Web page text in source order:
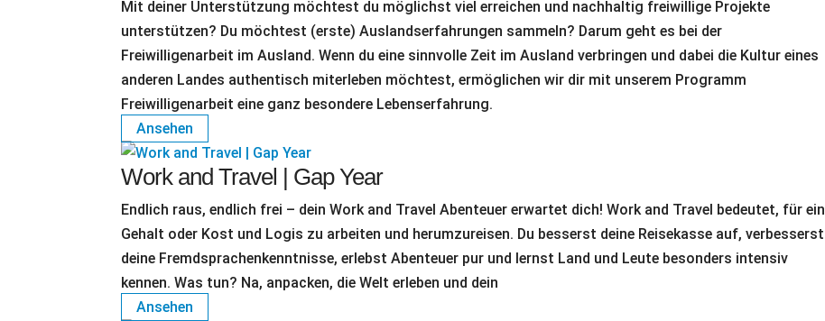
Mit deiner Unterstützung möchtest du möglichst viel erreichen und nachhaltig freiwillige Projekte
unterstützen? Du möchtest (erste) Auslandserfahrungen sammeln? Darum geht es bei der
Freiwilligenarbeit im Ausland. Wenn du eine sinnvolle Zeit im Ausland verbringen und dabei die Kultur eines
anderen Landes authentisch miterleben möchtest, ermöglichen wir dir mit unserem Programm
Freiwilligenarbeit eine ganz besondere Lebenserfahrung.
Ansehen
Work and Travel | Gap Year
Endlich raus, endlich frei – dein Work and Travel Abenteuer erwartet dich! Work and Travel bedeutet, für ein
Gehalt oder Kost und Logis zu arbeiten und herumzureisen. Du besserst deine Reisekasse auf, verbesserst
deine Fremdsprachenkenntnisse, erlebst Abenteuer pur und lernst Land und Leute besonders intensiv
kennen. Was tun? Na, anpacken, die Welt erleben und dein
Ansehen